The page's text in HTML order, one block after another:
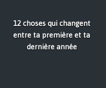
12 choses qui changent
entre ta première et ta
dernière année